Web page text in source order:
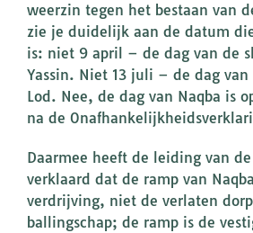
weerzin tegen het bestaan van
zie je duidelijk aan de datum
is: niet 9 april – de dag van de
Yassin. Niet 13 juli – de dag
Lod. Nee, de dag van Naqba is
na de
Daarmee heeft de leiding van
verklaard dat de ramp van
verdrijving, niet de verlaten
ballingschap; de ramp is de